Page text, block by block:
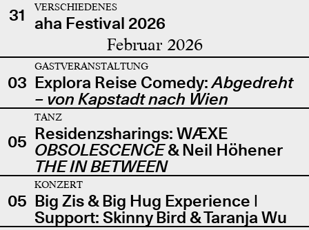
31
VERSCHIEDENES
aha Festival 2026
Februar 2026
03
GASTVERANSTALTUNG
Explora Reise Comedy:Abgedreht
– von Kapstadt nach Wien
05
TANZ
Residenzsharings: WÆXE
OBSOLESCENCE& Neil Höhener
THE IN BETWEEN
05
KONZERT
Big Zis & Big Hug Experience |
Support: Skinny Bird & Taranja Wu